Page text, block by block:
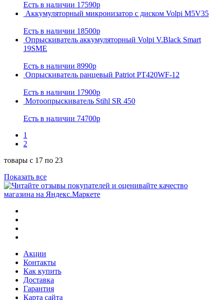
Есть в наличии 17590р
Аккумуляторный микронизатор с диском Volpi M5V35
Есть в наличии 18500р
Опрыскиватель аккумуляторный Volpi V.Black Smart
19SME
Есть в наличии 8990р
Опрыскиватель ранцевый Patriot PT420WF-12
Есть в наличии 17900р
Мотоопрыскиватель Stihl SR 450
Есть в наличии 74700р
1
2
товары с 17 по 23
Показать все
Акции
Контакты
Как купить
Доставка
Гарантия
Карта сайта